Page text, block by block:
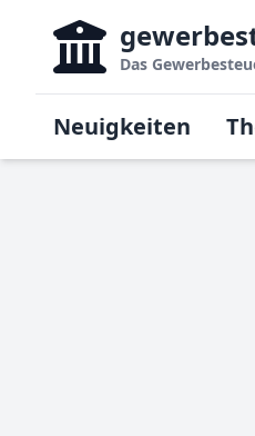
Das
Neuigkeiten